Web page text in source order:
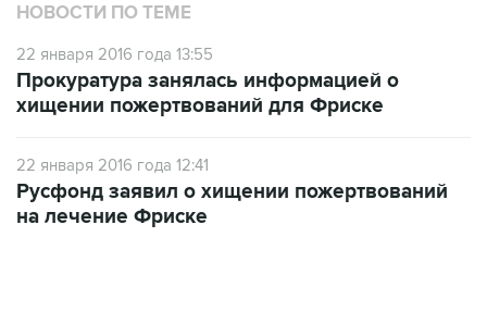
НОВОСТИ ПО ТЕМЕ
22 января 2016 года 13:55
Прокуратура занялась информацией о
хищении пожертвований для Фриске
22 января 2016 года 12:41
Русфонд заявил о хищении пожертвований
на лечение Фриске